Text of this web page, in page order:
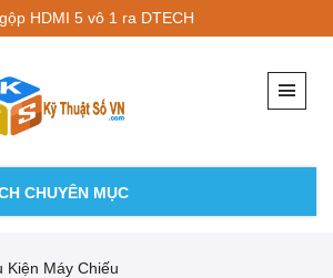
HDMI 5 vô 1 ra DTECH
CHUYÊN MỤC
Kiện Máy Chiếu